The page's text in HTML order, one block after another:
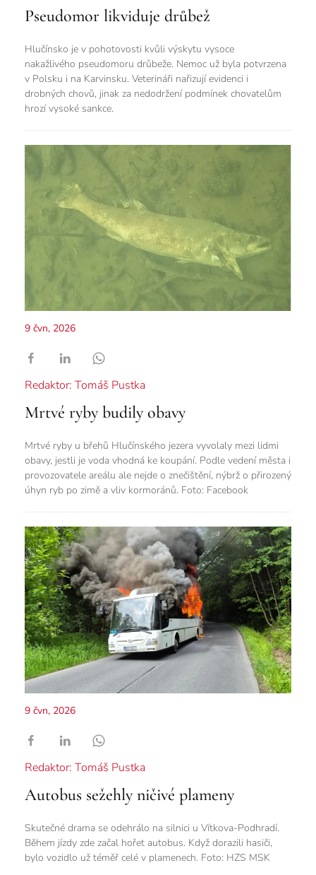
Pseudomor likviduje drůbež
Hlučínsko je v pohotovosti kvůli výskytu vysoce
nakažlivého pseudomoru drůbeže. Nemoc už byla potvrzena
v Polsku i na Karvinsku. Veterináři nařizují evidenci i
drobných chovů, jinak za nedodržení podmínek chovatelům
hrozí vysoké sankce.
9 čvn, 2026
Redaktor: Tomáš Pustka
Mrtvé ryby budily obavy
Mrtvé ryby u břehů Hlučínského jezera vyvolaly mezi lidmi
obavy, jestli je voda vhodná ke koupání. Podle vedení města i
provozovatele areálu ale nejde o znečištění, nýbrž o přirozený
úhyn ryb po zimě a vliv kormoránů. Foto: Facebook
9 čvn, 2026
Redaktor: Tomáš Pustka
Autobus sežehly ničivé plameny
Skutečné drama se odehrálo na silnici u Vítkova-Podhradí.
Během jízdy zde začal hořet autobus. Když dorazili hasiči,
bylo vozidlo už téměř celé v plamenech. Foto: HZS MSK